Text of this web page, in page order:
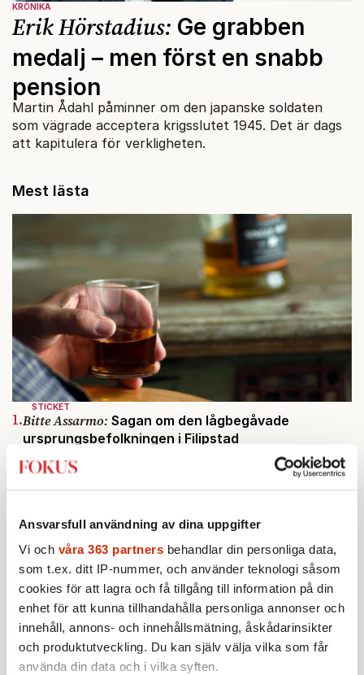
Ansvarsfull användning av dina uppgifter
Vi och våra 363 partners behandlar din personliga data,
som t.ex. ditt IP-nummer, och använder teknologi såsom
cookies för att lagra och få tillgång till information på din
enhet för att kunna tillhandahålla personliga annonser och
innehåll, annons- och innehållsmätning, åskådarinsikter
och produktutveckling. Du kan själv välja vilka som får
använda din data och i vilka syften.
KRÖNIKA
Erik Hörstadius: Ge grabben
medalj – men först en snabb
pension
Martin Ådahl påminner om den japanske soldaten
som vägrade acceptera krigsslutet 1945. Det är dags
att kapitulera för verkligheten.
Mest lästa
STICKET
1.Bitte Assarmo: Sagan om den lågbegåvade
ursprungsbefolkningen i Filipstad
2.Sakine Madon:
Efter islamistdådet oroar sig
Av: Bengt Jangfeldt
4.Johan Hakelius:DN-rubriken visar vad som sägs
mellan raderna
STICKET
5. Johan Romin: Varför ställs aldrig dessa frågor?
STICKET
6.Dan Korn:Quisling, quislingar och sten i glashus